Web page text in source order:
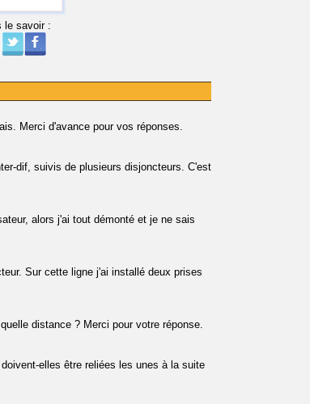
le savoir :
Merci d'avance pour vos réponses.
dif, suivis de plusieurs disjoncteurs. C'est
alors j'ai tout démonté et je ne sais
Sur cette ligne j'ai installé deux prises
distance ? Merci pour votre réponse.
elles être reliées les unes à la suite